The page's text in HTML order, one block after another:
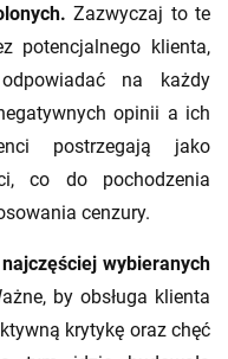
Zazwyczaj to te
potencjalnego klienta,
na każdy
opinii a ich
postrzegają jako
co do pochodzenia
cenzury.
wybieranych
by obsługa klienta
krytykę oraz chęć